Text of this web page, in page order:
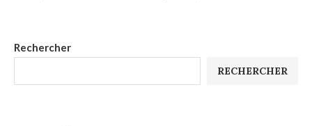
Rechercher
RECHERCHER